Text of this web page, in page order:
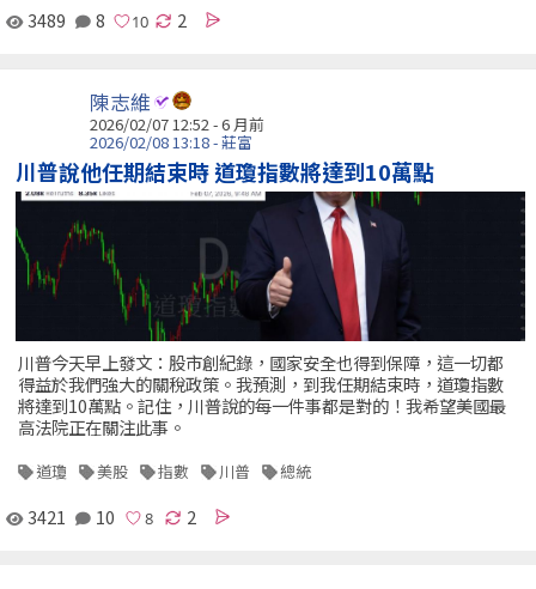
3489 8 2
陳志維
2026/02/07 12:52 - 6 月前
2026/02/08 13:18 - 莊富
川普說他任期結束時 道瓊指數將達到10萬點
川普今天早上發文：股市創紀錄，國家安全也得到保障，這一切都
得益於我們強大的關稅政策。我預測，到我任期結束時，道瓊指數
將達到10萬點。記住，川普說的每一件事都是對的！我希望美國最
高法院正在關注此事。
道瓊 美股 指數 川普 總統
3421 10 2